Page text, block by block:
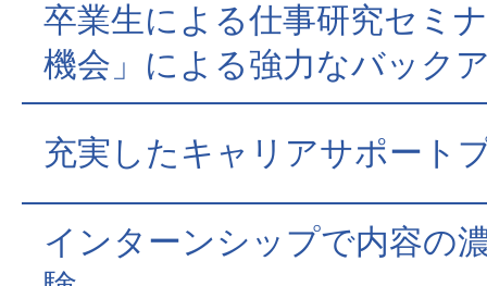
卒業生による仕事研究セミ
機会」による強力なバック
充実したキャリアサポート
インターンシップで内容の